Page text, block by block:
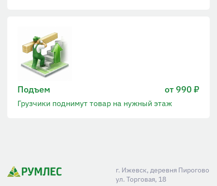
Подъем от 990 ₽
Грузчики поднимут товар на нужный этаж
г. Ижевск, деревня Пирогово
ул. Торговая, 18